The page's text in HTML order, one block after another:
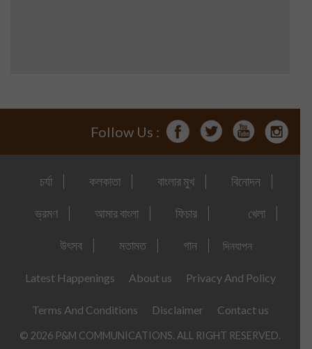
Follow Us :
চর্যা কলকাতা বাংলার মুখ বিনোদন
ভ্রমণ আমার বাংলা ফিচার খেলা
উৎসব মতামত গান দিনযাপন
Latest Happenings About us Privacy And Policy
Terms And Conditions Disclaimer Contact us
© 2026 P&M COMMUNICATIONS. ALL RIGHT RESERVED.